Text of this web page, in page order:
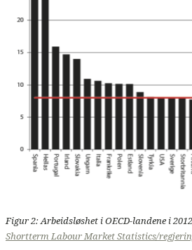
Figur 2: Arbeidsløshet i OECD-landene i
Shortterm Labour Market Statistics/